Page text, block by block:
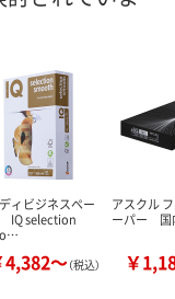
ゴへ
ィビジネスペー
IQ selection
4,382～（税込）
アスクル
ーパー 国
￥